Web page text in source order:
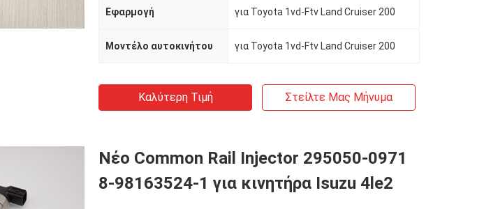
Εφαρμογή για Toyota 1vd-Ftv Land Cruiser 200
Μοντέλο αυτοκινήτου για Toyota 1vd-Ftv Land Cruiser 200
Καλύτερη Τιμή Στείλτε Μας Μήνυμα
Νέο Common Rail Injector 295050-0971
8-98163524-1 για κινητήρα Isuzu 4le2